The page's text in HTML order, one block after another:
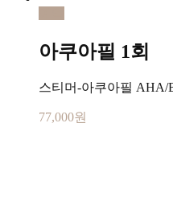
아쿠아필 1회
스티머-아쿠아필 AHA/
77,000원